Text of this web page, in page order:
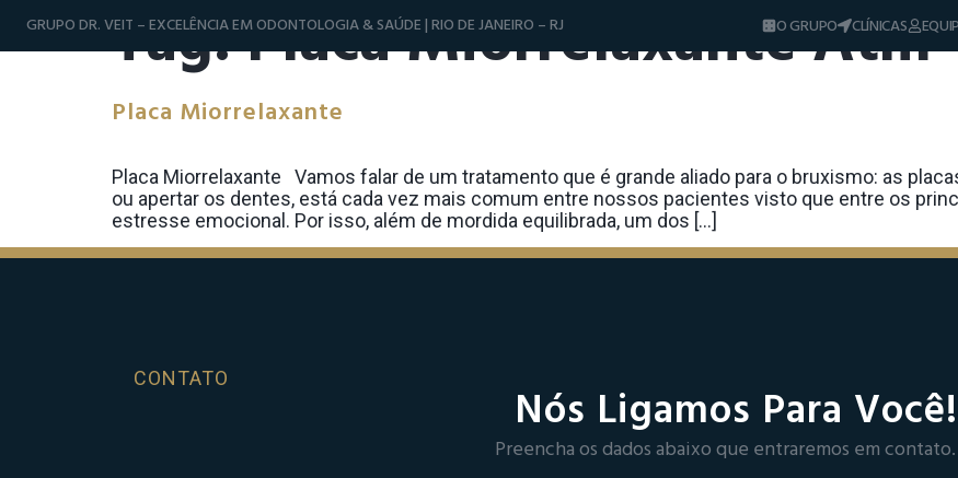
GRUPO DR. VEIT – EXCELÊNCIA EM ODONTOLOGIA & SAÚDE | RIO DE JANEIRO – RJ O GRUPO CLÍNICAS
Tag:Placa Miorrelaxante Atm
Placa Miorrelaxante
Placa Miorrelaxante Vamos falar de um tratamento que é grande aliado para o bruxismo: as
ou apertar os dentes, está cada vez mais comum entre nossos pacientes visto que entre os
estresse emocional. Por isso, além de mordida equilibrada, um dos […]
CONTATO
Nós Ligamos Para Você!
Preencha os dados abaixo que entraremos em